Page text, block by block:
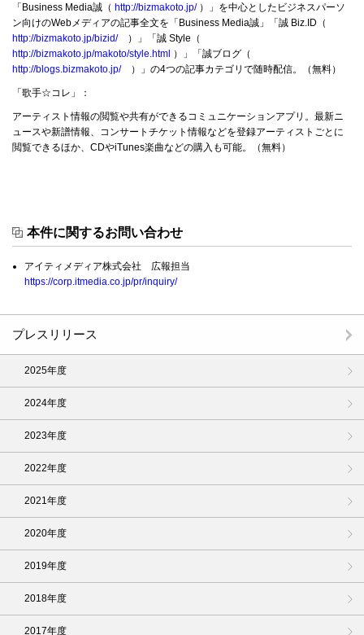
「Business Media誠（ http://bizmakoto.jp/）」を中心としたビジネスパーソ
ン向けのWebメディアの記事全文を「Business Media誠」「誠 Biz.ID（
http://bizmakoto.jp/bizid/）」「誠 Style（
http://bizmakoto.jp/makoto/style.html ）」「誠ブログ（
http://blogs.bizmakoto.jp/）」の4つの記事カテゴリで随時配信。（無料）
「歌手☆コレ」：
アーティスト情報の閲覧や共有ができるコミュニケーションアプリ。最新ニ
ュースや新譜情報、コンサートチケット情報などを登録アーティストごとに
閲覧できるほか、CDやiTunes楽曲などの購入も可能。（無料）
本件に関するお問い合わせ
アイティメディア株式会社 広報担当
https://corp.itmedia.co.jp/pr/inquiry/
プレスリリース
2025年度
2024年度
2023年度
2022年度
2021年度
2020年度
2019年度
2018年度
2017年度